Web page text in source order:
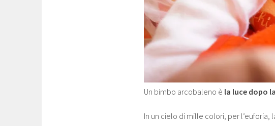
Un bimbo arcobaleno è la luce dopo
In un cielo di mille colori, per l’euforia,